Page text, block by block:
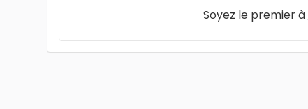
Soyez le premier à